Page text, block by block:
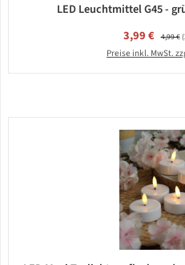
LED Leuchtmittel G45 -
3,99 € 4,99 €
Preise inkl. MwSt.